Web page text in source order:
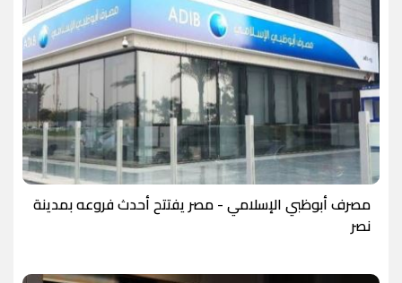
مصرف أبوظبي الإسلامي - مصر يفتتح أحدث فروعه بمدينة
نصر